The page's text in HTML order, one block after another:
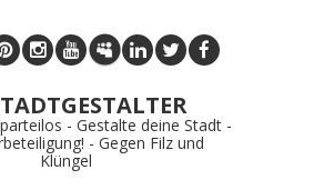
- Gestalte deine Stadt -
- Gegen Filz und
Klüngel